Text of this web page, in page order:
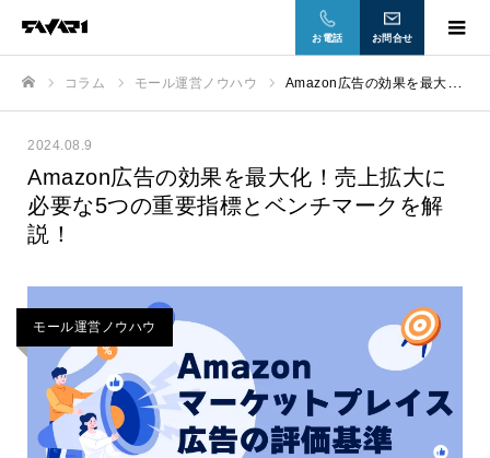
お電話 お問合せ
コラム モール運営ノウハウ Amazon広告の効果を最大化！売上拡大に必要な5つの重要指標とベンチマークを解説！
2024.08.9
Amazon広告の効果を最大化！売上拡大に
必要な5つの重要指標とベンチマークを解
説！
モール運営ノウハウ